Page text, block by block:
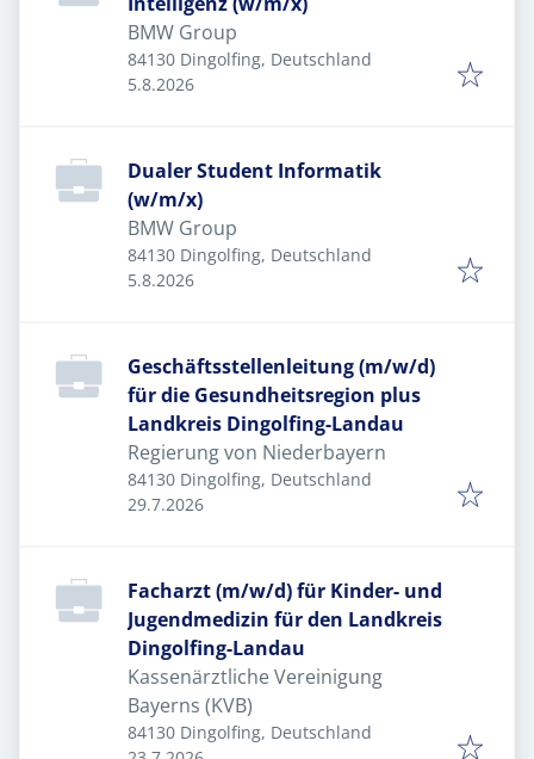
BMW Group
84130 Dingolfing, Deutschland
Veröffentlicht
5.8.2026
Dualer Student Informatik
(w/m/x)
BMW Group
84130 Dingolfing, Deutschland
Veröffentlicht
5.8.2026
Geschäftsstellenleitung (m/w/d)
für die Gesundheitsregion plus
Landkreis Dingolfing-Landau
Regierung von Niederbayern
84130 Dingolfing, Deutschland
Veröffentlicht
29.7.2026
Facharzt (m/w/d) für Kinder- und
Jugendmedizin für den Landkreis
Dingolfing-Landau
Kassenärztliche Vereinigung
Bayerns (KVB)
84130 Dingolfing, Deutschland